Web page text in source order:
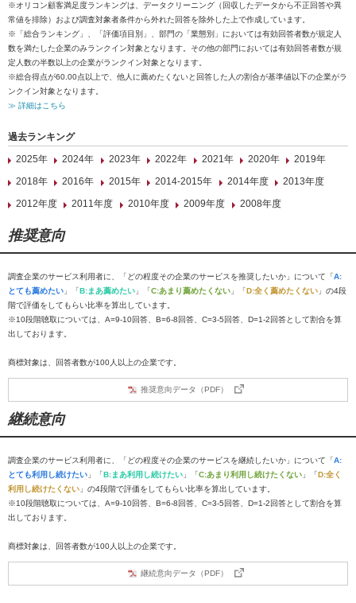
※オリコン顧客満足度ランキングは、データクリーニング（回収したデータから不正回答や異
常値を排除）および調査対象者条件から外れた回答を除外した上で作成しています。
※「総合ランキング」、「評価項目別」、部門の「業態別」においては有効回答者数が規定人
数を満たした企業のみランクイン対象となります。その他の部門においては有効回答者数が規
定人数の半数以上の企業がランクイン対象となります。
※総合得点が60.00点以上で、他人に薦めたくないと回答した人の割合が基準値以下の企業がラ
ンクイン対象となります。
≫ 詳細はこちら
過去ランキング
2025年
2024年 2023年 2022年 2021年 2020年
2019年
2018年
2016年 2015年 2014-2015年 2014年度
2013年度
2012年度
2011年度 2010年度 2009年度 2008年度
推奨意向
調査企業のサービス利用者に、「どの程度その企業のサービスを推奨したいか」について「A:
とても薦めたい 」「B:まあ薦めたい 」「C:あまり薦めたくない 」「D:全く薦めたくない 」の4段
階で評価をしてもらい比率を算出しています。
※10段階聴取については、A=9-10回答、B=6-8回答、C=3-5回答、D=1-2回答として割合を算
出しております。
商標対象は、回答者数が100人以上の企業です。
推奨意向データ（PDF）
継続意向
調査企業のサービス利用者に、「どの程度その企業のサービスを継続したいか」について「A:
とても利用し続けたい 」「B:まあ利用し続けたい 」「C:あまり利用し続けたくない 」「D:全く
利用し続けたくない 」の4段階で評価をしてもらい比率を算出しています。
※10段階聴取については、A=9-10回答、B=6-8回答、C=3-5回答、D=1-2回答として割合を算
出しております。
商標対象は、回答者数が100人以上の企業です。
継続意向データ（PDF）